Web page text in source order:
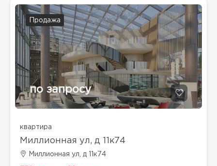
Продажа
по запросу
квартира
Миллионная ул, д 11к74
Миллионная ул, д 11к74